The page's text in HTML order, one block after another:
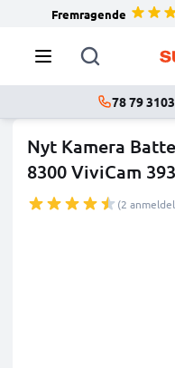
Fremragende
78 79 3103
Nyt Kamera
8300 ViviCam
(2